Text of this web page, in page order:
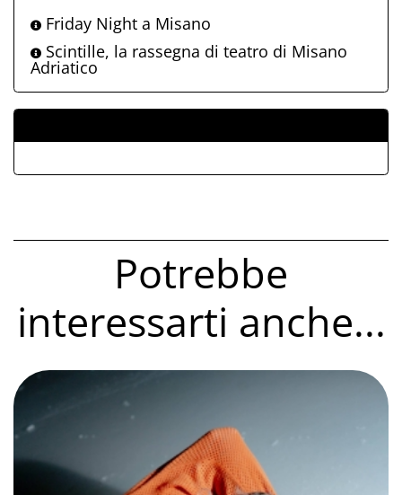
Friday Night a Misano
Scintille, la rassegna di teatro di Misano
Adriatico
Potrebbe
interessarti anche...